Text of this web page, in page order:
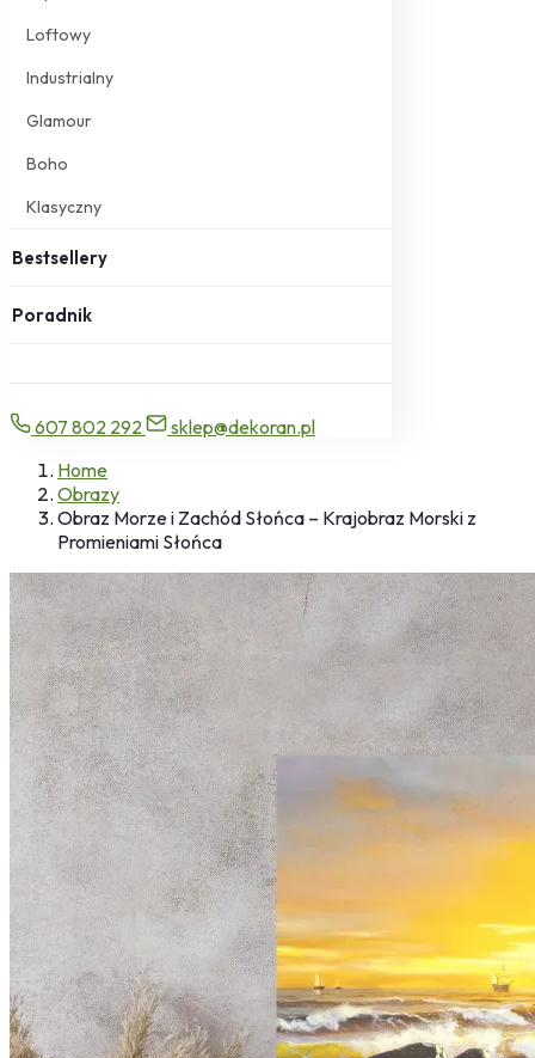
Loftowy
Industrialny
Glamour
Boho
Klasyczny
Bestsellery
Poradnik
607 802 292
sklep@dekoran.pl
Home
Obrazy
Obraz Morze i Zachód Słońca – Krajobraz Morski z
Promieniami Słońca